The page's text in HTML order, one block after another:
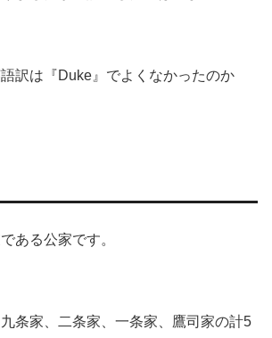
訳は『Duke』でよくなかったのか
ある公家です。
条家、二条家、一条家、鷹司家の計5